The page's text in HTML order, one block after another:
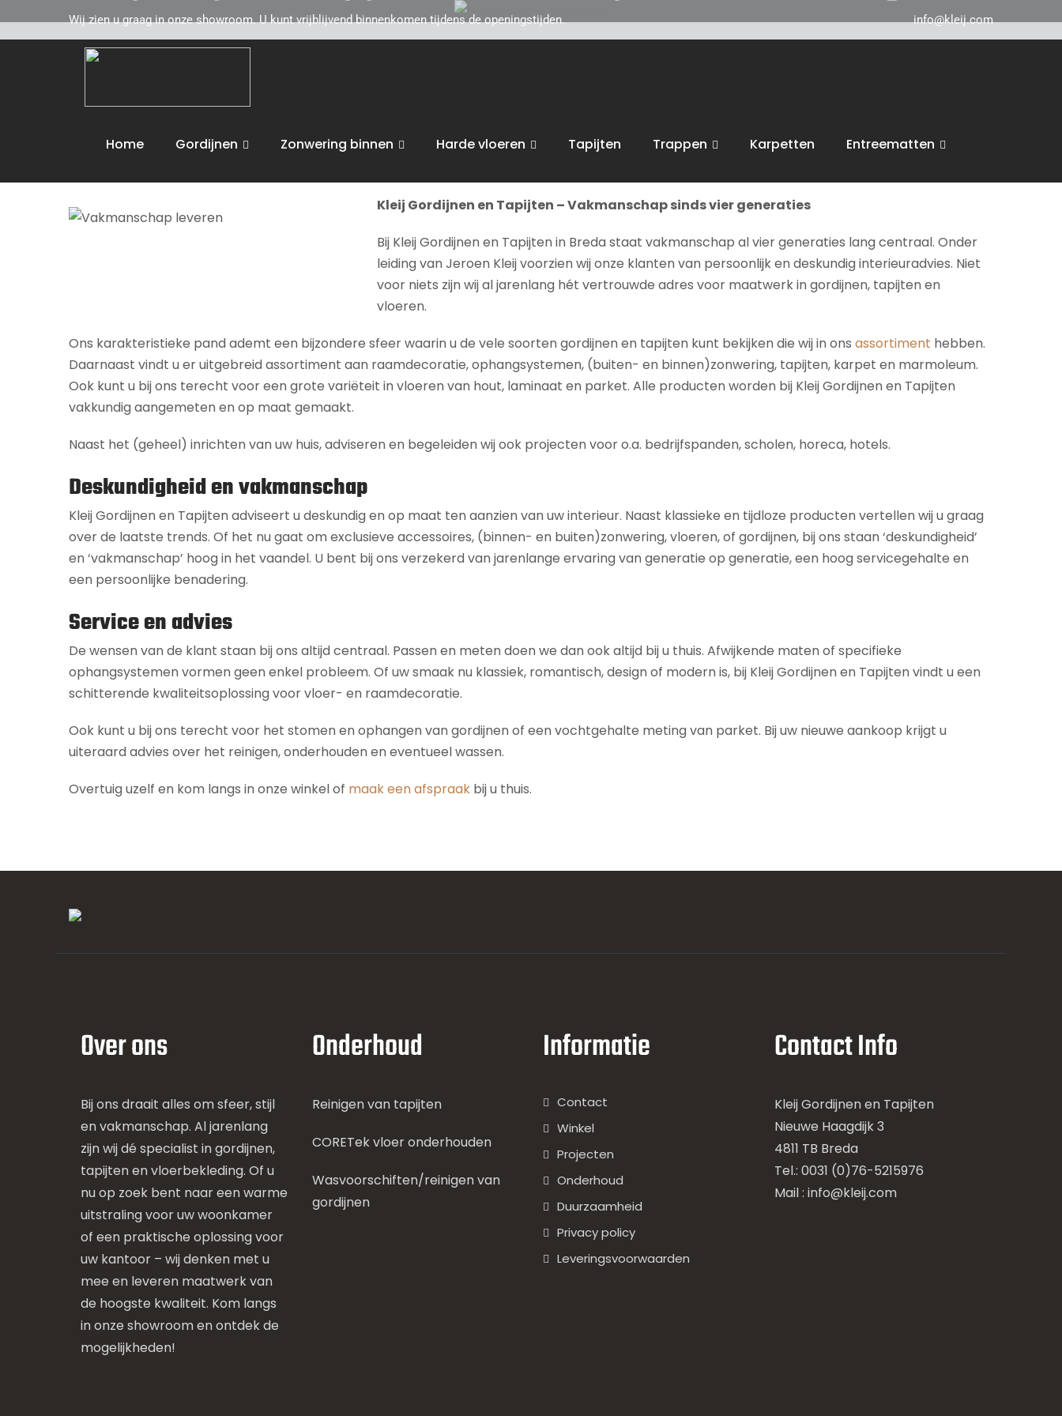
Wij zien u graag in onze showroom. U kunt vrijblijvend binnenkomen tijdens de openingstijden. info@kleij.com
Home Gordijnen Zonwering binnen Harde vloeren Tapijten Trappen Karpetten Entreematten
Boek
Zevenbergschen Boektoe. Wij adviseren u vakkundig op het gebied van uw interieur, van raamdecoratie of tapijten, tot zonwering, trappen en
Kleij Gordijnen en Tapijten – Vakmanschap sinds vier generaties
Bij Kleij Gordijnen en Tapijten in Breda staat vakmanschap al vier generaties lang centraal. Onder
leiding van Jeroen Kleij voorzien wij onze klanten van persoonlijk en deskundig interieuradvies. Niet
voor niets zijn wij al jarenlang hét vertrouwde adres voor maatwerk in gordijnen, tapijten en
vloeren.
Ons karakteristieke pand ademt een bijzondere sfeer waarin u de vele soorten gordijnen en tapijten kunt bekijken die wij in ons assortiment hebben.
Daarnaast vindt u er uitgebreid assortiment aan raamdecoratie, ophangsystemen, (buiten- en binnen)zonwering, tapijten, karpet en marmoleum.
Ook kunt u bij ons terecht voor een grote variëteit in vloeren van hout, laminaat en parket. Alle producten worden bij Kleij Gordijnen en Tapijten
vakkundig aangemeten en op maat gemaakt.
Naast het (geheel) inrichten van uw huis, adviseren en begeleiden wij ook projecten voor o.a. bedrijfspanden, scholen, horeca, hotels.
Deskundigheid en vakmanschap
Kleij Gordijnen en Tapijten adviseert u deskundig en op maat ten aanzien van uw interieur. Naast klassieke en tijdloze producten vertellen wij u graag
over de laatste trends. Of het nu gaat om exclusieve accessoires, (binnen- en buiten)zonwering, vloeren, of gordijnen, bij ons staan ‘deskundigheid’
en ‘vakmanschap’ hoog in het vaandel. U bent bij ons verzekerd van jarenlange ervaring van generatie op generatie, een hoog servicegehalte en
een persoonlijke benadering.
Service en advies
De wensen van de klant staan bij ons altijd centraal. Passen en meten doen we dan ook altijd bij u thuis. Afwijkende maten of specifieke
ophangsystemen vormen geen enkel probleem. Of uw smaak nu klassiek, romantisch, design of modern is, bij Kleij Gordijnen en Tapijten vindt u een
schitterende kwaliteitsoplossing voor vloer- en raamdecoratie.
Ook kunt u bij ons terecht voor het stomen en ophangen van gordijnen of een vochtgehalte meting van parket. Bij uw nieuwe aankoop krijgt u
uiteraard advies over het reinigen, onderhouden en eventueel wassen.
Overtuig uzelf en kom langs in onze winkel of maak een afspraak bij u thuis.
Over ons
Bij ons draait alles om sfeer, stijl
en vakmanschap. Al jarenlang
zijn wij dé specialist in gordijnen,
tapijten en vloerbekleding. Of u
nu op zoek bent naar een warme
uitstraling voor uw woonkamer
of een praktische oplossing voor
uw kantoor – wij denken met u
mee en leveren maatwerk van
de hoogste kwaliteit. Kom langs
in onze showroom en ontdek de
mogelijkheden!
Onderhoud
Reinigen van tapijten
CORETek vloer onderhouden
Wasvoorschiften/reinigen van
gordijnen
Informatie
Contact
Winkel
Projecten
Onderhoud
Duurzaamheid
Privacy policy
Leveringsvoorwaarden
Contact Info
Kleij Gordijnen en Tapijten
Nieuwe Haagdijk 3
4811 TB Breda
Tel.: 0031 (0)76-5215976
Mail : info@kleij.com